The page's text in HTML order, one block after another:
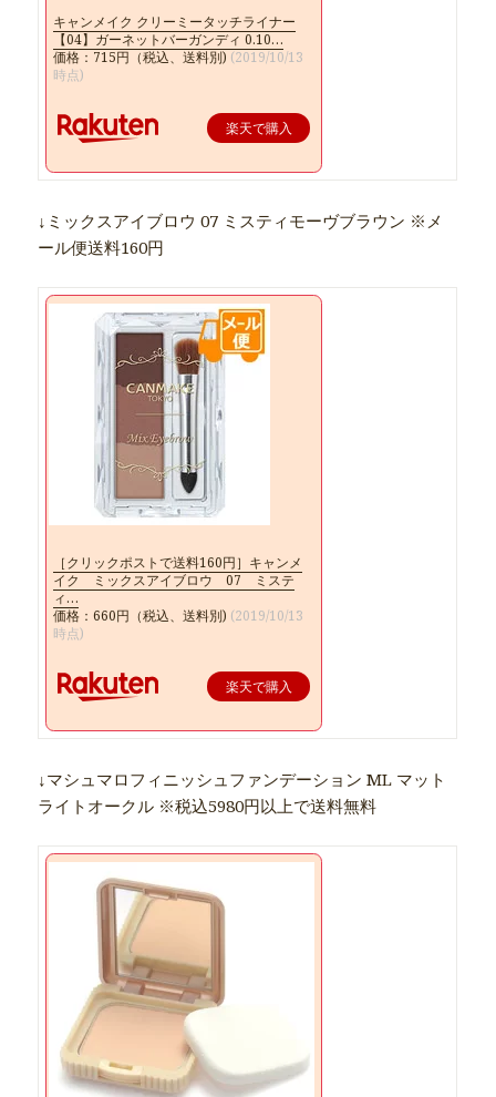
キャンメイク クリーミータッチライナー
【04】ガーネットバーガンディ 0.10…
価格：715円（税込、送料別) (2019/10/13
時点)
楽天で購入
↓ミックスアイブロウ 07 ミスティモーヴブラウン ※メ
ール便送料160円
［クリックポストで送料160円］キャンメ
イク ミックスアイブロウ 07 ミステ
ィ…
価格：660円（税込、送料別) (2019/10/13
時点)
楽天で購入
↓マシュマロフィニッシュファンデーション ML マット
ライトオークル ※税込5980円以上で送料無料